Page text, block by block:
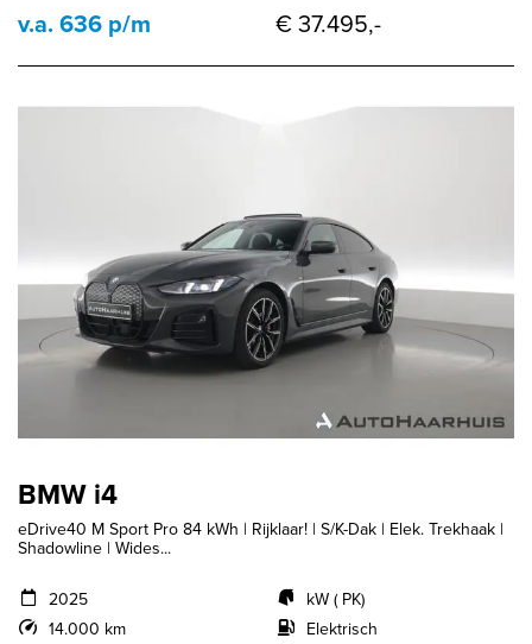
v.a. 636 p/m € 37.495,-
BMW i4
eDrive40 M Sport Pro 84 kWh | Rijklaar! | S/K-Dak | Elek. Trekhaak |
Shadowline | Wides...
2025
14.000 km
kW ( PK)
Elektrisch